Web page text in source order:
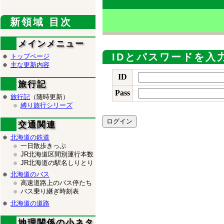
IDとパスワードを入
ID
Pass
新領域 目次
メインメニュー
トップページ
主な更新内容
旅行記
旅行記 （随時更新）
縛り旅行シリーズ
交通関連
北海道の鉄道
一日散歩きっぷ
JR北海道区間別運行本数
JR北海道の駅名しりとり
北海道のバス
高速道路上のバス停たち
バス乗り継ぎ時刻表
北海道の道路